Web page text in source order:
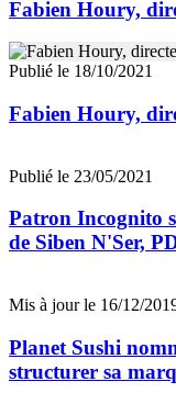
Fabien Houry,
Publié le 18/10/2021
Fabien Houry,
Publié le 23/05/2021
Patron Incognito
de Siben N'Ser,
Mis à jour le 16/12/
Planet Sushi
structurer sa